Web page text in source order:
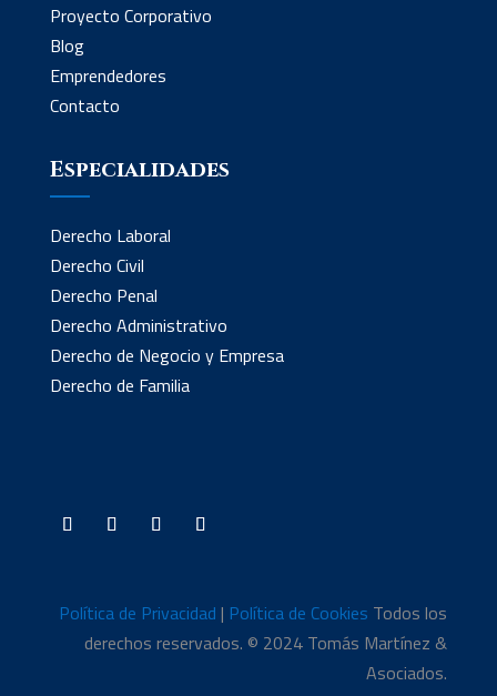
Proyecto Corporativo
Blog
Emprendedores
Contacto
Especialidades
Derecho Laboral
Derecho Civil
Derecho Penal
Derecho Administrativo
Derecho de Negocio y Empresa
Derecho de Familia
Política de Privacidad | Política de Cookies Todos los
derechos reservados. © 2024 Tomás Martínez &
Asociados.